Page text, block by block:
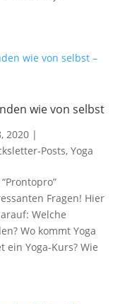
wie von selbst
2020|
Posts, Yoga
Fragen! Hier
Welche
Wo kommt Yoga
ein Yoga-Kurs? Wie